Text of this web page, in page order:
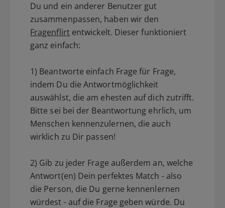
Du und ein anderer Benutzer gut
zusammenpassen, haben wir den
Fragenflirtentwickelt. Dieser funktioniert
ganz einfach:
1) Beantworte einfach Frage für Frage,
indem Du die Antwortmöglichkeit
auswählst, die am ehesten auf dich zutrifft.
Bitte sei bei der Beantwortung ehrlich, um
Menschen kennenzulernen, die auch
wirklich zu Dir passen!
2) Gib zu jeder Frage außerdem an, welche
Antwort(en) Dein perfektes Match - also
die Person, die Du gerne kennenlernen
würdest - auf die Frage geben würde. Du